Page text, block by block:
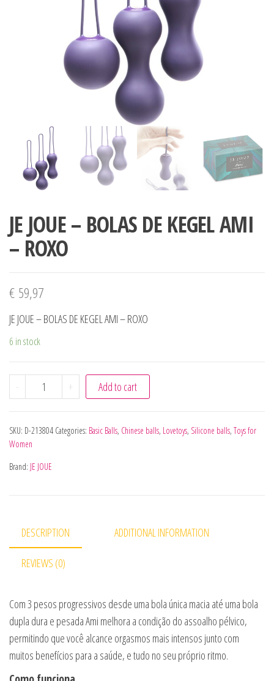
JE JOUE – BOLAS DE KEGEL AMI
– ROXO
€ 59,97
JE JOUE – BOLAS DE KEGEL AMI – ROXO
6 in stock
- JE JOUE - BOLAS DE KEGEL AMI - ROXO quantity
+ Add to cart
SKU: D-213804 Categories: Basic Balls, Chinese balls, Lovetoys, Silicone balls, Toys for
Women
Brand: JE JOUE
DESCRIPTION ADDITIONAL INFORMATION
REVIEWS (0)
Com 3 pesos progressivos desde uma bola única macia até uma bola
dupla dura e pesada Ami melhora a condição do assoalho pélvico,
permitindo que você alcance orgasmos mais intensos junto com
muitos benefícios para a saúde, e tudo no seu próprio ritmo.